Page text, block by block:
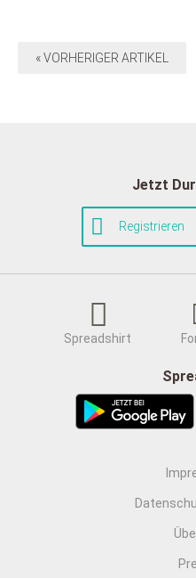
« VORHERIGER ARTIKEL
Jetzt
Registrieren
Spreadshirt